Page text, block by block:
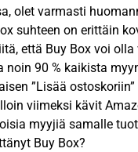
olet varmasti
suhteen on erittäin
että Buy Box voi
noin 90 % kaikista
”Lisää ostoskoriin”
viimeksi kävit
myyjiä samalle
Buy Box?